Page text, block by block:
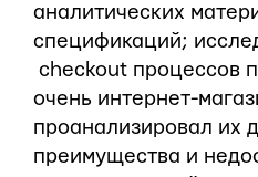
аналитических
спецификаций;
checkout процессов
очень интернет-
проанализировал их
преимущества и